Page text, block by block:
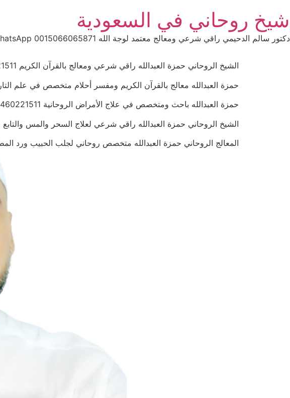
to
content
شيخ روحاني في السعودية
دكتور سالم الدحيمي راقي شرعي ومعالج معتمد لوجة الله 0015066065871 WhatsApp | واتس آب .
الشيخ الروحاني حمزة العبدالله راقي شرعي ومعالج بالقرآن الكريم 0032460221511
حمزة العبدالله معالج بالقرآن الكريم ومفسر أحلام متخصص في علم التاروت
حمزة العبدالله باحث ومتخصص في علاج الأمراض الروحانية 0032460221511
الشيخ الروحاني حمزة العبدالله راقي شرعي لعلاج السحر والمس والتابع 0032460221511
المعالج الروحاني حمزة العبدالله متخصص روحاني لجلب الحبيب ورد المطلقة